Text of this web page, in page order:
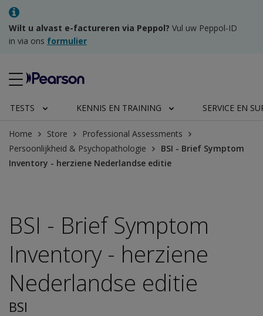
Wilt u alvast e-factureren via Peppol? Vul uw Peppol-ID
in via ons formulier
TESTS KENNIS EN TRAINING SERVICE EN
Home Store
Professional Assessments
Persoonlijkheid & Psychopathologie
BSI - Brief Symptom
Inventory - herziene Nederlandse editie
BSI - Brief Symptom
Inventory - herziene
Nederlandse editie
BSI